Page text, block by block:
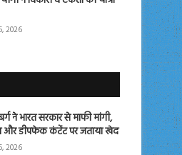
2026
ने भारत सरकार से माफी मांगी,
डीपफेक कंटेंट पर जताया खेद
2026